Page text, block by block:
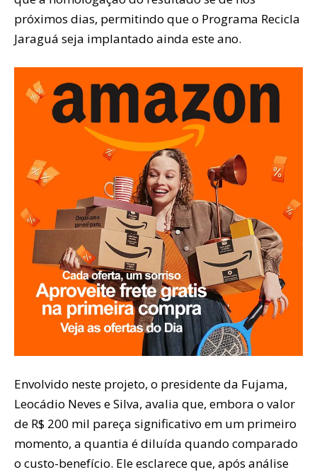
próximos dias, permitindo que o Programa Recicla
Jaraguá seja implantado ainda este ano.
Envolvido neste projeto, o presidente da Fujama,
Leocádio Neves e Silva, avalia que, embora o valor
de R$ 200 mil pareça significativo em um primeiro
momento, a quantia é diluída quando comparado
o custo-benefício. Ele esclarece que, após análise